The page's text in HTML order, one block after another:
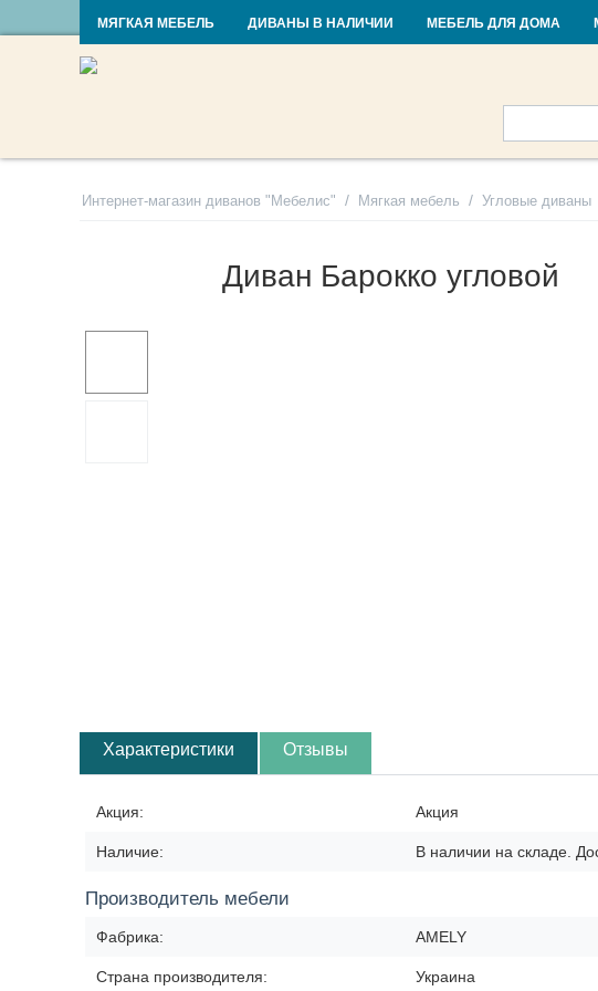
RU UA Контакты
МЯГКАЯ МЕБЕЛЬ ДИВАНЫ В НАЛИЧИИ МЕБЕЛЬ ДЛЯ ДОМА
Интернет-магазин диванов "Мебелис" / Мягкая мебель / Угловые диваны
Диван Барокко угловой
Характеристики Отзывы
Акция: Акция
Наличие: В наличии на складе.
Производитель мебели
Фабрика: AMELY
Страна производителя: Украина